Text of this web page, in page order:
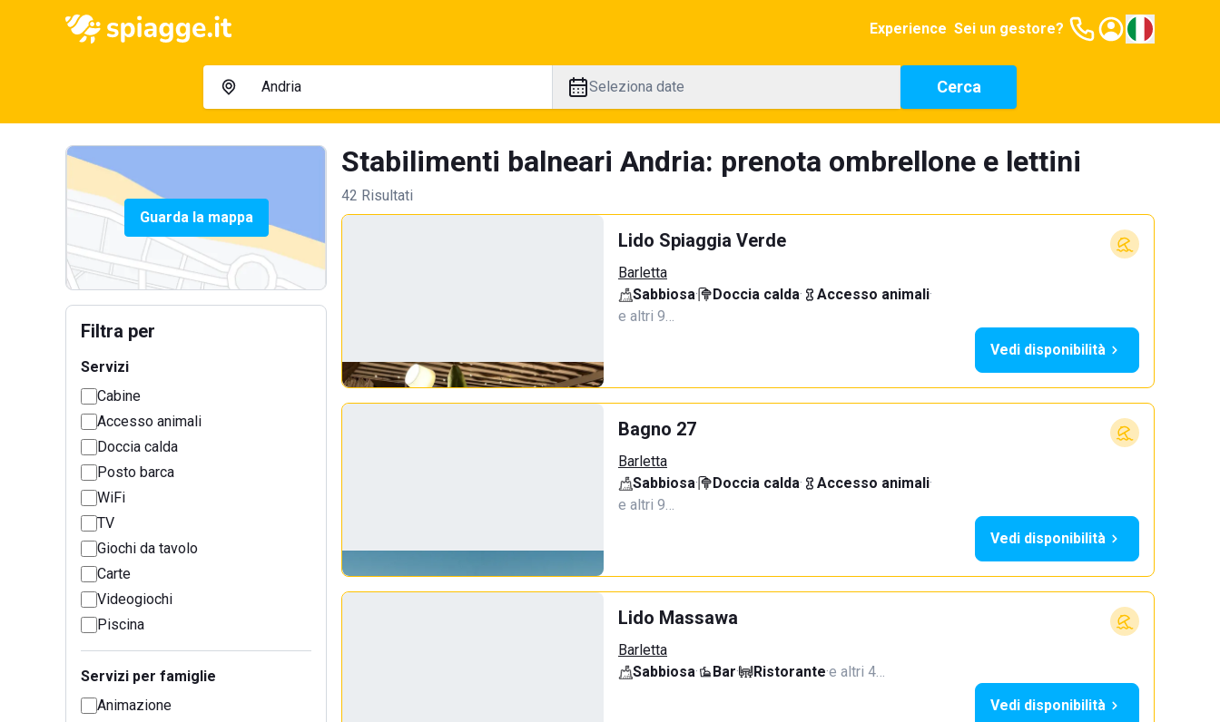
Experience Sei un gestore?
Seleziona date Cerca
Guarda la mappa
Filtra per
Servizi
Cabine
Accesso animali
Doccia calda
Posto barca
WiFi
TV
Giochi da tavolo
Carte
Videogiochi
Piscina
Servizi per famiglie
Animazione
Stabilimenti balneari Andria: prenota ombrellone e lettini
42 Risultati
Lido Spiaggia Verde
Barletta
Sabbiosa· Doccia calda· Accesso animali·
e altri 9…
Vedi disponibilità
Bagno 27
Barletta
Sabbiosa· Doccia calda· Accesso animali·
e altri 9…
Vedi disponibilità
Lido Massawa
Barletta
Sabbiosa· Bar· Ristorante·e altri 4…
Vedi disponibilità